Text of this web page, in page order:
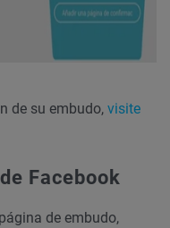
de su embudo, visite
Facebook
de embudo,